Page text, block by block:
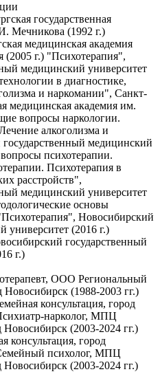
государственная
Мечникова (1992 г.)
медицинская академия
(2005 г.) "Психотерапия",
медицинский университет
в диагностике,
и наркомании", Санкт-
медицинская академия им.
вопросы наркологии.
алкоголизма и
медицинский
психотерапии.
Психотерапия в
расстройств",
медицинский университет
основы
Новосибирский
университет (2016 г.)
государственный
г.)
ООО Региональный
Новосибирск (1988-2003 гг.)
консультация, город
нарколог, МПЦ
Новосибирск (2003-2024 гг.)
консультация, город
психолог, МПЦ
Новосибирск (2003-2024 гг.)